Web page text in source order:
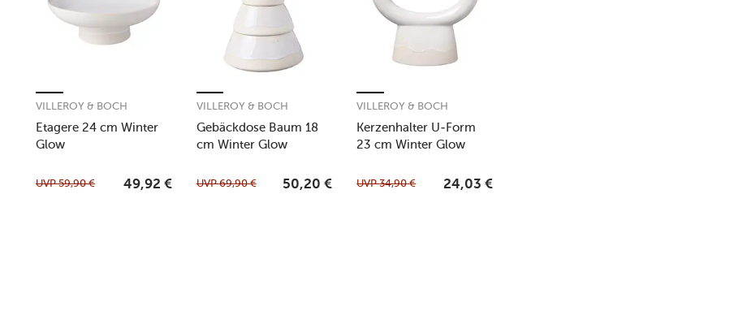
Etagere 24 cm Winter
Glow
VILLEROY & BOCH
UVP59,90 € 49,92 €
Gebäckdose Baum 18
cm Winter Glow
VILLEROY & BOCH
UVP69,90 € 50,20 €
Kerzenhalter U-Form
23 cm Winter Glow
VILLEROY & BOCH
UVP34,90 € 24,03 €